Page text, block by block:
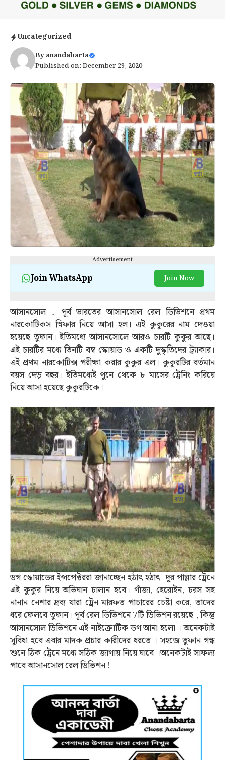
Uncategorized
Byanandabarta
Published on: December 29, 2020
---Advertisement---
Join WhatsApp Join Now
আসানসোল ۔ পূর্ব ভারতের আসানসোল রেল ডিভিশনে প্রথম
নারকোটিকস স্নিফার নিয়ে আসা হল। এই কুকুরের নাম দেওয়া
হয়েছে তুফান। ইতিমধ্যে আসানসোলে আরও চারটি কুকুর আছে।
এই চারটির মধ্যে তিনটি বম্ব স্কোয়াড ও একটি দুস্কৃতিদের ট্র‍্যাকার।
এই প্রথম নারকোটিক্স পরীক্ষা করার কুকুর এল। কুকুরটির বর্তমান
বয়স দেড় বছর। ইতিমধ্যেই পুনে থেকে ৮ মাসের ট্রেনিং করিয়ে
নিয়ে আসা হয়েছে কুকুরটিকে।
ডগ স্কোয়াডের ইন্সপেক্টররা জানাচ্ছেন হঠাৎ হঠাৎ দূর পাল্লার ট্রেনে
এই কুকুর নিয়ে অভিযান চালান হবে। গাঁজা, হেরোইন, চরস সহ
নানান নেশার দ্রব্য যারা ট্রেন মারফত পাচারের চেষ্টা করে, তাদের
ধরে ফেলবে তুফান। পূর্ব রেল ডিভিশনে 7টি ডিভিশন রয়েছে , কিন্তু
আসানসোল ডিভিশনে এই নাইক্রোটিক ডগ আনা হলো । অনেকটাই
সুবিধা হবে এবার মাদক প্রচার কারীদের ধরতে । সহজে তুফান গন্ধ
শুনে ঠিক ট্রেনে মধ্যে সঠিক জাগায় নিয়ে যাবে ।অনেকটাই সাফল্য
পাবে আসানসোল রেল ডিভিশন !